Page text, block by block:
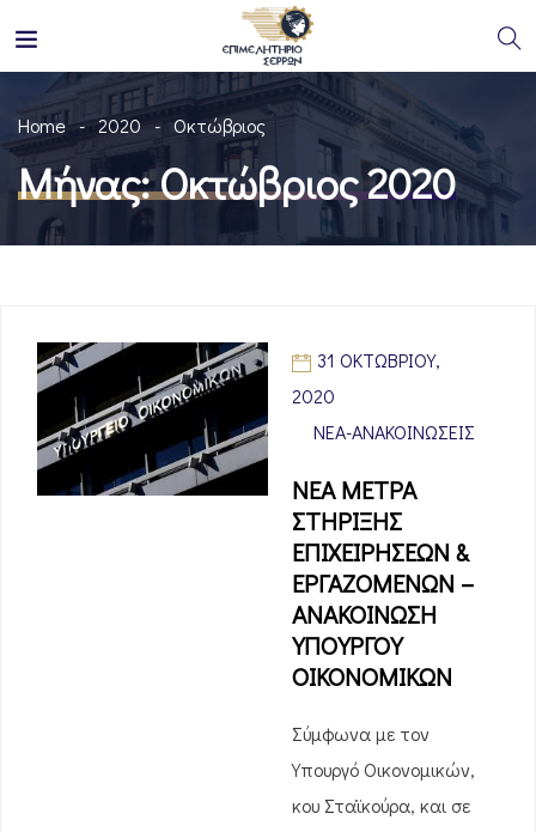
Home 2020 Οκτώβριος
Μήνας:Οκτώβριος 2020
31 ΟΚΤΩΒΡΊΟΥ,
2020
ΝΈΑ-ΑΝΑΚΟΙΝΏΣΕΙΣ
ΝΕΑ ΜΕΤΡΑ
ΣΤΗΡΙΞΗΣ
ΕΠΙΧΕΙΡΗΣΕΩΝ &
ΕΡΓΑΖΟΜΕΝΩΝ –
ΑΝΑΚΟΙΝΩΣΗ
ΥΠΟΥΡΓΟΥ
ΟΙΚΟΝΟΜΙΚΩΝ
Σύμφωνα με τον
Υπουργό Οικονομικών,
κου Σταϊκούρα, και σε